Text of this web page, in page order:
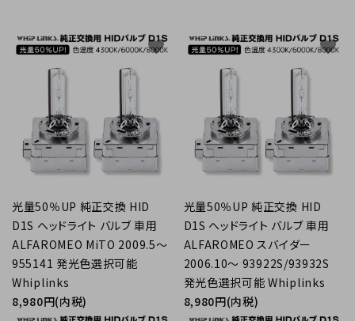
光量50％UP 純正交換 HID
D1S ヘッドライト バルブ 車用
ALFAROMEO MiTO 2009.5～
955141 発光色選択可能
Whiplinks
8,980円(内税)
favorite
光量50％UP 純正交換 HID
D1S ヘッドライト バルブ 車用
ALFAROMEO スバイダー
2006.10～ 93922S/93932S
発光色選択可能 Whiplinks
8,980円(内税)
favorite